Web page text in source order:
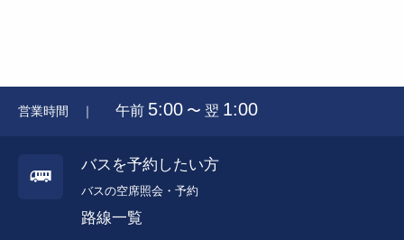
営業時間 ｜ 午前 5:00 〜 翌 1:00
バスを予約したい方
バスの空席照会・予約
路線一覧